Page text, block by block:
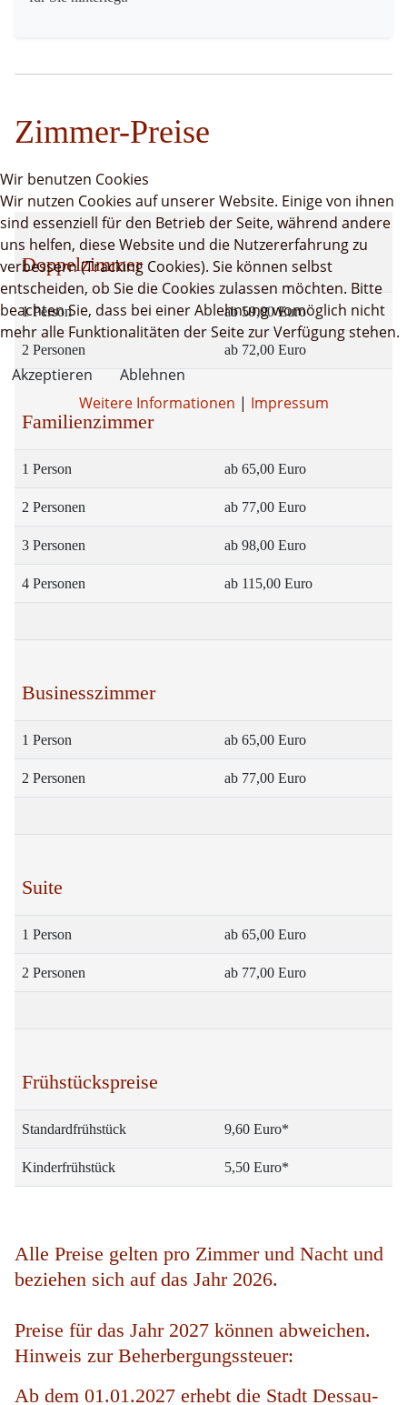
Zimmer-Preise
Doppelzimmer
1 Person ab 59,00 Euro
2 Personen ab 72,00 Euro
Familienzimmer
1 Person ab 65,00 Euro
2 Personen ab 77,00 Euro
3 Personen ab 98,00 Euro
4 Personen ab 115,00 Euro
Businesszimmer
1 Person ab 65,00 Euro
2 Personen ab 77,00 Euro
Suite
1 Person ab 65,00 Euro
2 Personen ab 77,00 Euro
Frühstückspreise
Standardfrühstück 9,60 Euro*
Kinderfrühstück 5,50 Euro*
Alle Preise gelten pro Zimmer und Nacht und
beziehen sich auf das Jahr 2026.
Preise für das Jahr 2027 können abweichen.
Hinweis zur Beherbergungssteuer:
Ab dem 01.01.2027 erhebt die Stadt Dessau-
Wir benutzen Cookies
Wir nutzen Cookies auf unserer Website. Einige von ihnen
sind essenziell für den Betrieb der Seite, während andere
uns helfen, diese Website und die Nutzererfahrung zu
verbessern (Tracking Cookies). Sie können selbst
entscheiden, ob Sie die Cookies zulassen möchten. Bitte
beachten Sie, dass bei einer Ablehnung womöglich nicht
mehr alle Funktionalitäten der Seite zur Verfügung stehen.
Akzeptieren
Ablehnen
Weitere Informationen | Impressum